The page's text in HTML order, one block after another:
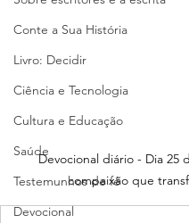
Conte a Sua História
Livro: Decidir
Ciência e Tecnologia
Cultura e Educação
Saúde
Testemunhos de fé
Devocional
Devocional diário - Dia 25
compaixão que